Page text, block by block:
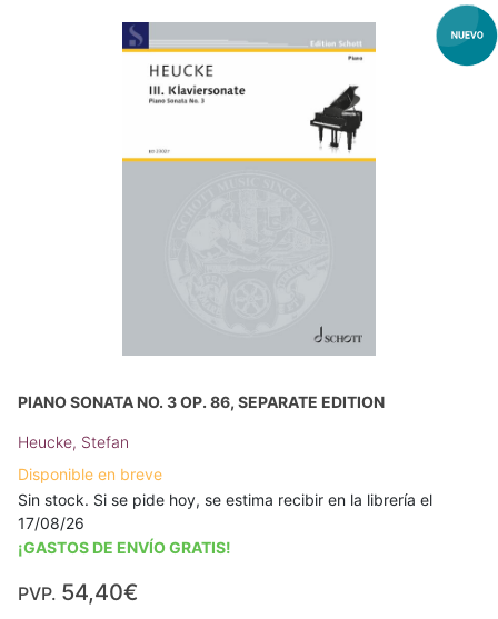
PIANO SONATA NO. 3 OP. 86, SEPARATE EDITION
Heucke, Stefan
Disponible en breve
Sin stock. Si se pide hoy, se estima recibir en la librería el
17/08/26
¡GASTOS DE ENVÍO GRATIS!
PVP. 54,40€